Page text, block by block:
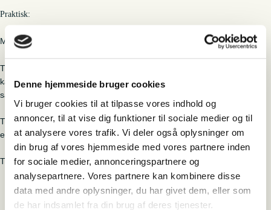
Denne hjemmeside bruger cookies
Vi bruger cookies til at tilpasse vores indhold og
annoncer, til at vise dig funktioner til sociale medier og til
at analysere vores trafik. Vi deler også oplysninger om
din brug af vores hjemmeside med vores partnere inden
for sociale medier, annonceringspartnere og
analysepartnere. Vores partnere kan kombinere disse
data med andre oplysninger, du har givet dem, eller som
de har indsamlet fra din brug af deres tjenester.
Praktisk:
Minimumsalder 8 år.
Turen er 10 km lang, og på en del af turen går vi gennem vand. Man
kan gå barfodet, men vi anbefaler at gå i neoprensko, badesko eller
sandaler til øen. Medbring mad og drikke.
Turen starter fra: Sønderballevej, Ho 6857 Blåvand. Kør så langt det
er muligt/lovligt.
Turen gennemføres kun med min. 6 deltagere.
Sønderballevej i Ho